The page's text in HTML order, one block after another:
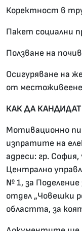
Коректност в
Пакет социални
Ползване на
Осигуряване на
от
КАК ДА
Мотивационно
изпратите на
адреси: гр.
Централно
№ 1, за
отдел „Човешки
областта, за